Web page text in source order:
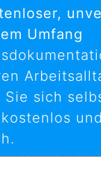
Umfang
Sie sich
und